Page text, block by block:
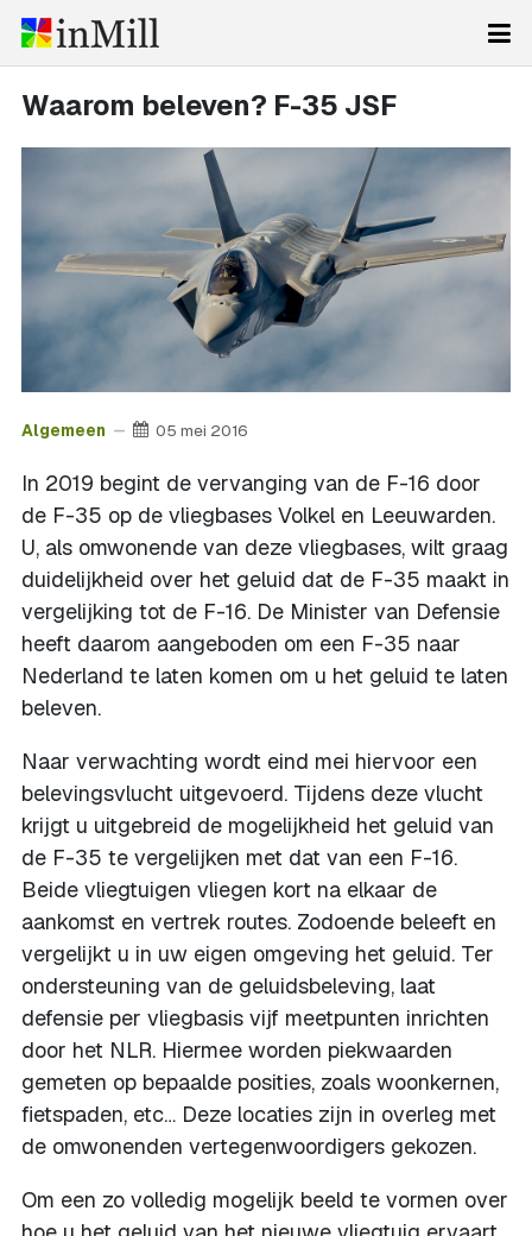
Waarom beleven? F-35 JSF
Algemeen 05 mei 2016
In 2019 begint de vervanging van de F-16 door
de F-35 op de vliegbases Volkel en Leeuwarden.
U, als omwonende van deze vliegbases, wilt graag
duidelijkheid over het geluid dat de F-35 maakt in
vergelijking tot de F-16. De Minister van Defensie
heeft daarom aangeboden om een F-35 naar
Nederland te laten komen om u het geluid te laten
beleven.
Naar verwachting wordt eind mei hiervoor een
belevingsvlucht uitgevoerd. Tijdens deze vlucht
krijgt u uitgebreid de mogelijkheid het geluid van
de F-35 te vergelijken met dat van een F-16.
Beide vliegtuigen vliegen kort na elkaar de
aankomst en vertrek routes. Zodoende beleeft en
vergelijkt u in uw eigen omgeving het geluid. Ter
ondersteuning van de geluidsbeleving, laat
defensie per vliegbasis vijf meetpunten inrichten
door het NLR. Hiermee worden piekwaarden
gemeten op bepaalde posities, zoals woonkernen,
fietspaden, etc… Deze locaties zijn in overleg met
de omwonenden vertegenwoordigers gekozen.
Om een zo volledig mogelijk beeld te vormen over